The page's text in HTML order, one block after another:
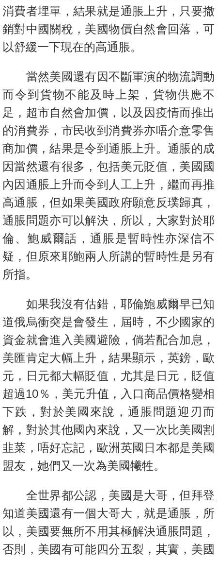
消費者埋單，結果就是通脹上升，只要撤
銷對中國關稅，美國物價自然會回落，可
以舒緩一下現在的高通脹。
當然美國還有因不斷軍演的物流調動
而令到貨物不能及時上架，貨物供應不
足，超市自然會加價，以及因疫情而推出
的消費券，市民收到消費券亦唔介意零售
商加價，結果是令到通脹上升。通脹的成
因當然還有很多，包括美元貶值，美國國
內因通脹上升而令到人工上升，繼而再推
高通脹，但如果美國政府願意反璞歸真，
通脹問題亦可以解決，所以，大家對於耶
倫、鮑威爾話，通脹是暫時性亦深信不
疑，但原來耶鮑兩人所講的暫時性是另有
所指。
如果我沒有估錯，耶倫鮑威爾早已知
道俄烏衝突是會發生，屆時，不少國家的
資金就會進入美國避險，倘若配合加息，
美匯肯定大幅上升，結果顯示，英鎊，歐
元，日元都大幅貶值，尤其是日元，貶值
超過10％，美元升值，入口商品價格變相
下跌，對於美國來說，通脹問題迎刃而
解，對於其他國內來說，又一次比美國割
韭菜，唔好忘記，歐洲英國日本都是美國
盟友，她們又一次為美國犧牲。
全世界都公認，美國是大哥，但拜登
知道美國還有一個大哥大，就是通脹，所
以，美國要無所不用其極解決通脹問題，
否則，美國有可能四分五裂，其實，美國